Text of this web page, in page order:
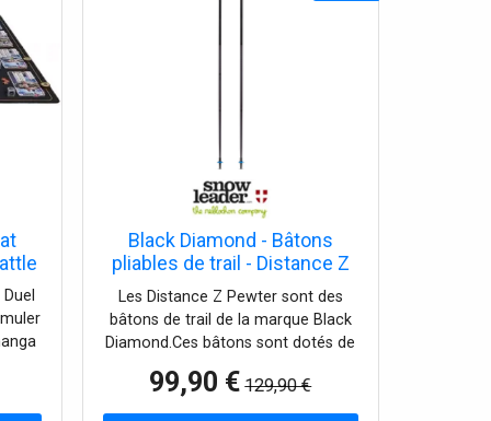
Black Diamond - Bâtons
pliables de trail - Distance Z
Pewter en Nylon - Taille 130
cm - Gris
Les Distance Z Pewter sont des
bâtons de trail de la marque Black
Diamond.Ces bâtons sont dotés de
câble et de renforts en aluminium
autour du tube pour augmenter leur
99,90 € 129,90 €